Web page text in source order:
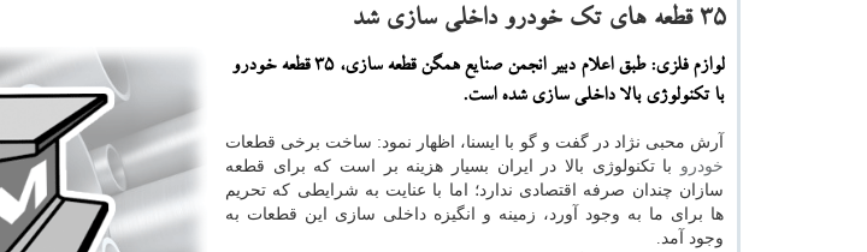
۳۵ قطعه های تك خودرو داخلی سازی شد
لوازم فلزی: طبق اعلام دبیر انجمن صنایع همگن قطعه سازی، 35 قطعه خودرو
با تكنولوژی بالا داخلی سازی شده است.
آرش محبی نژاد در گفت و گو با ایسنا، اظهار نمود: ساخت برخی قطعات
خودرو با تكنولوژی بالا در ایران بسیار هزینه بر است كه برای قطعه
سازان چندان صرفه اقتصادی ندارد؛ اما با عنایت به شرایطی كه تحریم
ها برای ما به وجود آورد، زمینه و انگیزه داخلی سازی این قطعات به
وجود آمد.